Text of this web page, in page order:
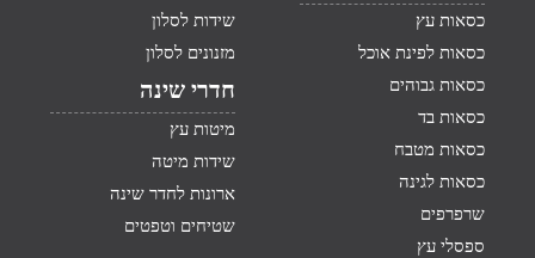
כסאות עץ
כסאות לפינת אוכל
כסאות גבוהים
כסאות בד
כסאות מטבח
כסאות לגינה
שרפרפים
ספסלי עץ
שידות לסלון
מזנונים לסלון
חדרי שינה
מיטות עץ
שידות מיטה
ארונות לחדר שינה
שטיחים וטפטים